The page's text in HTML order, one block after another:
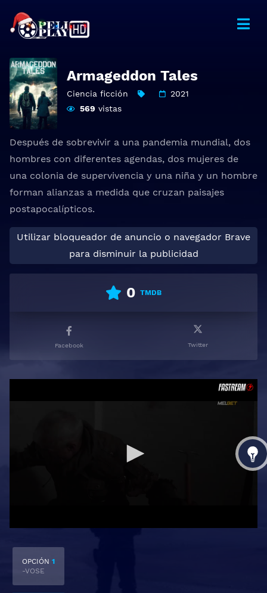
Armageddon Tales
Ciencia ficción
2021
569 vistas
Después de sobrevivir a una pandemia mundial, dos
hombres con diferentes agendas, dos mujeres de
una colonia de supervivencia y una niña y un hombre
forman alianzas a medida que cruzan paisajes
postapocalípticos.
Utilizar bloqueador de anuncio o navegador Brave
para disminuir la publicidad
0 TMDB
Facebook Twitter
OPCIÓN 1
-VOSE